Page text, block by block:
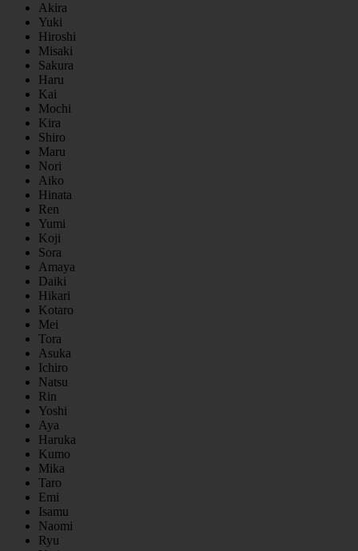
Akira
Yuki
Hiroshi
Misaki
Sakura
Haru
Kai
Mochi
Kira
Shiro
Maru
Nori
Aiko
Hinata
Ren
Yumi
Koji
Sora
Amaya
Daiki
Hikari
Kotaro
Mei
Tora
Asuka
Ichiro
Natsu
Rin
Yoshi
Aya
Haruka
Kumo
Mika
Taro
Emi
Isamu
Naomi
Ryu